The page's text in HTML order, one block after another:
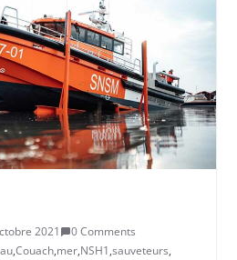
2021
0 Comments
,Couach,mer,NSH1,sauveteurs,